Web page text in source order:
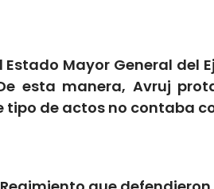
Mayor General del
esta manera, Avruj
de actos no contaba